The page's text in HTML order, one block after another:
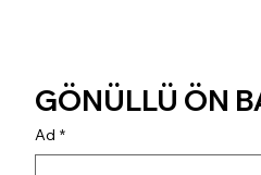
GÖNÜLLÜ ÖN
Ad *